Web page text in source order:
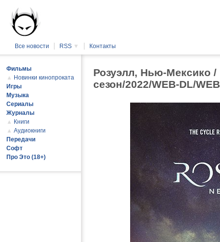
Все новости RSS ▼ Контакты
Розуэлл, Нью-Мексико /
сезон/2022/WEB-DL/
Фильмы
▲ Новинки кинопроката
Игры
Музыка
Сериалы
Журналы
▲ Книги
▲ Аудиокниги
Передачи
Софт
Про Это (18+)